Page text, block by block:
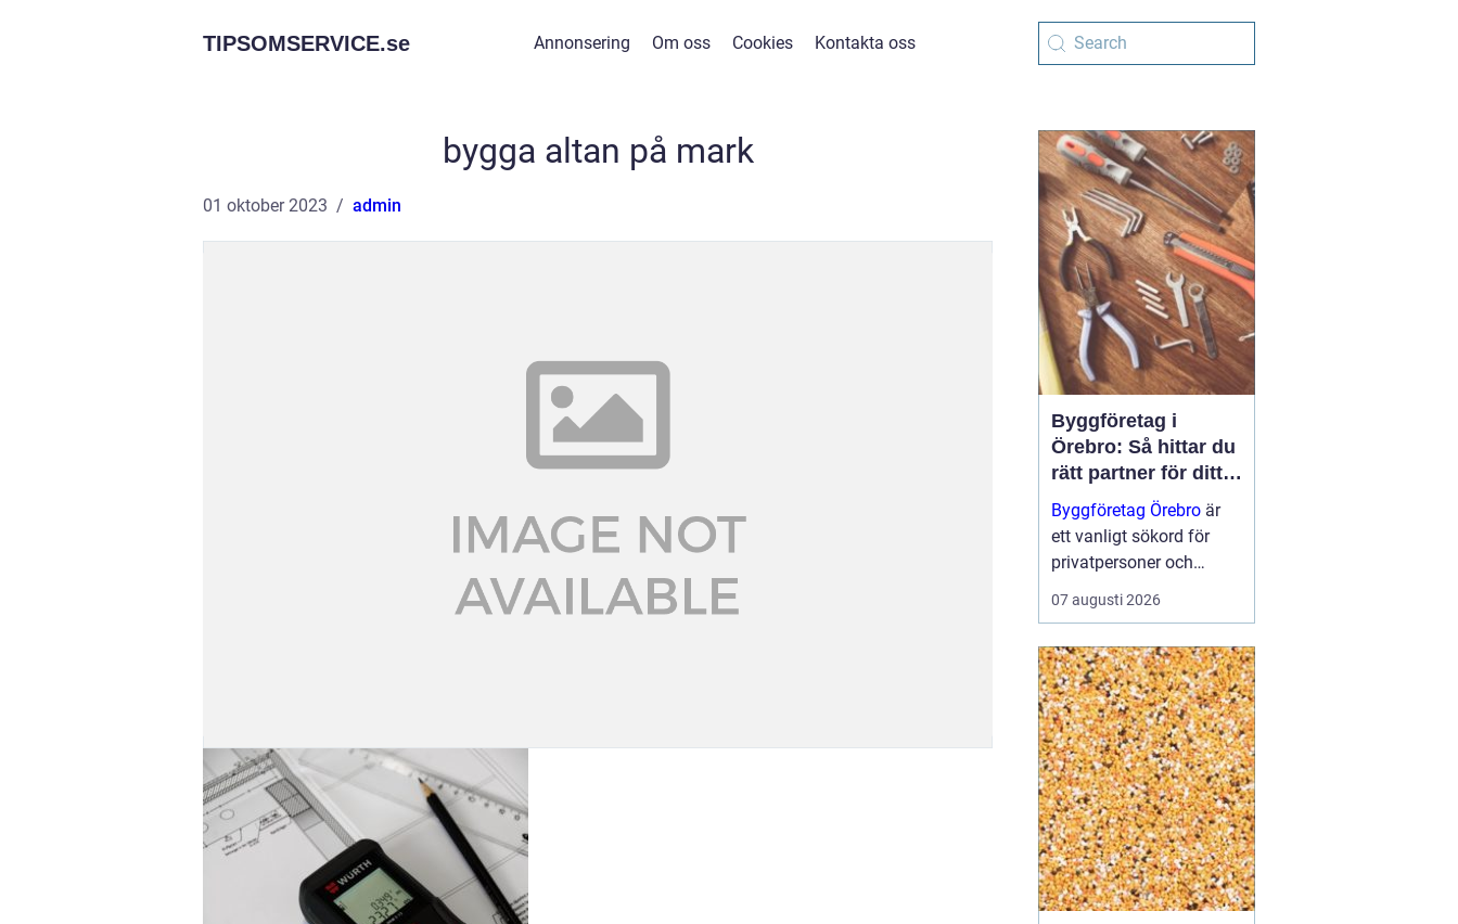
TIPSOMSERVICE.se Annonsering Om oss Cookies Kontakta oss
bygga altan på mark
01 oktober 2023 admin
Byggföretag i
Örebro: Så hittar du
rätt partner för ditt
projekt
Byggföretag Örebro är
ett vanligt sökord för
privatpersoner och
företag som planerar att
bygga nytt, renovera eller
huset. Många vill ha en
trygg by...
07 augusti 2026